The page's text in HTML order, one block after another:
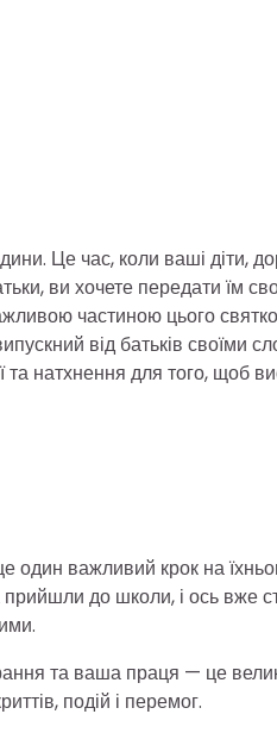
Це час, коли ваші діти,
ви хочете передати їм
частиною цього
від батьків своїми
та натхнення для того, щоб
один важливий крок на
до школи, і ось вже
та ваша праця — це
подій і перемог.